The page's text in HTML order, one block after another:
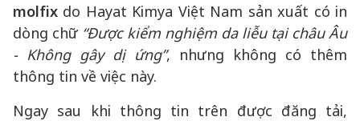
molfix do Hayat Kimya Việt Nam sản xuất có in
dòng chữ “Được kiểm nghiệm da liễu tại châu Âu
- Không gây dị ứng”, nhưng không có thêm
thông tin về việc này.
Ngay sau khi thông tin trên được đăng tải,